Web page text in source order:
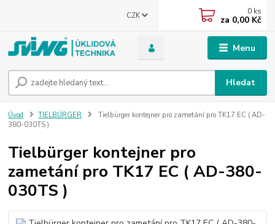
Menu
CZK
Hledat
0 ks
za 0,00 Kč
Úvod TIELBÜRGER
Tielbürger kontejner pro zametání pro TK17 EC ( AD-
380-030TS )
Tielbürger kontejner pro
zametání pro TK17 EC ( AD-380-
030TS )